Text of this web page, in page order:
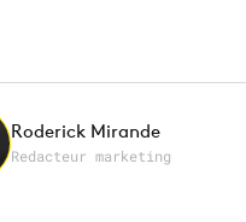
Roderick Mirande
Redacteur marketing